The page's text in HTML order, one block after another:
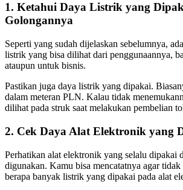
1. Ketahui Daya Listrik yang
Golongannya
Seperti yang sudah dijelaskan sebelumnya,
listrik yang bisa dilihat dari penggunaannya,
ataupun untuk bisnis.
Pastikan juga daya listrik yang dipakai.
dalam meteran PLN. Kalau tidak
dilihat pada struk saat melakukan pembelian
2. Cek Daya Alat Elektronik yang
Perhatikan alat elektronik yang selalu dipakai
digunakan. Kamu bisa mencatatnya agar
berapa banyak listrik yang dipakai pada alat